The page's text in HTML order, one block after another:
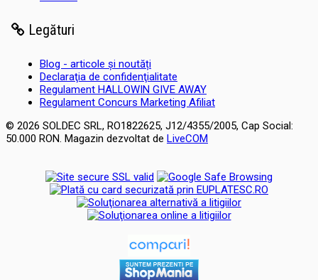
Legături
Blog - articole și noutăți
Declaraţia de confidenţialitate
Regulament HALLOWIN GIVE AWAY
Regulament Concurs Marketing Afiliat
© 2026 SOLDEC SRL, RO1822625, J12/4355/2005, Cap Social:
50.000 RON. Magazin dezvoltat de LiveCOM